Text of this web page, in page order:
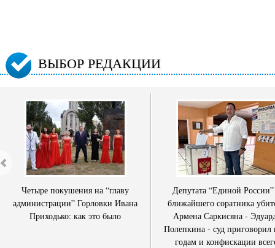
ВЫБОР РЕДАКЦИИ
Четыре покушения на “главу
администрации” Горловки Ивана
Приходько: как это было
Депутата “Единой
ближайшего соратника
Армена Саркисяна -
Полепкина - суд приговорил
годам и конфискации